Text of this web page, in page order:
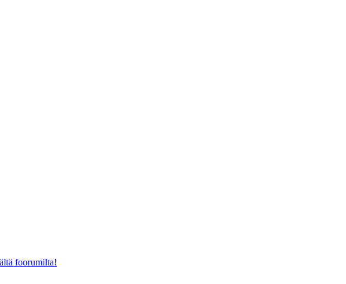
foorumilta!